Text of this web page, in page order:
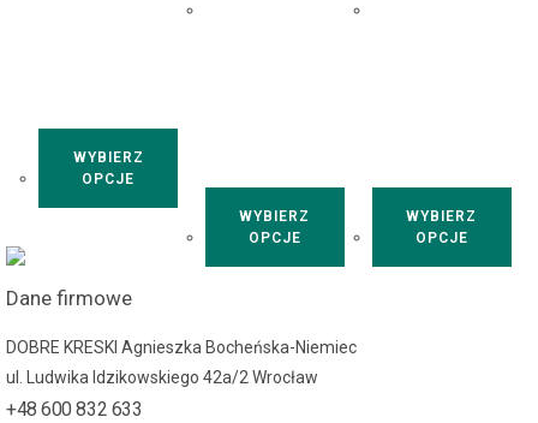
WYBIERZ
OPCJE
WYBIERZ
OPCJE
WYBIERZ
OPCJE
Dane firmowe
DOBRE KRESKI Agnieszka Bocheńska-Niemiec
ul. Ludwika Idzikowskiego 42a/2 Wrocław
+48 600 832 633